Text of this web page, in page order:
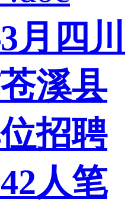
月四川
溪县
招聘
人笔